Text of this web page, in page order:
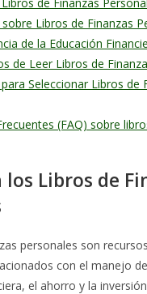
sobre Libros de Finanzas
de la Educación
de Leer Libros de
Seleccionar Libros de
(FAQ) sobre
los Libros de
personales son
con el manejo
el ahorro y la